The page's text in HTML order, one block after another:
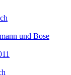
und Bose